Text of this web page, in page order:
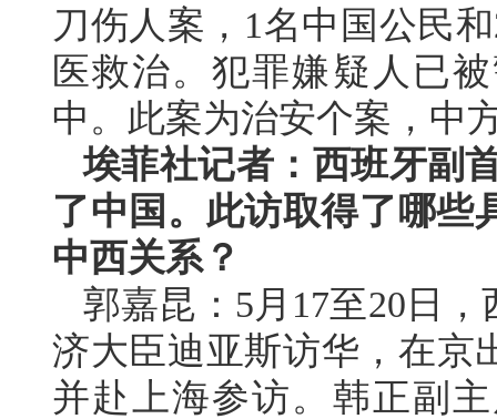
刀伤人案，1名中国公民
医救治。犯罪嫌疑人已
中。此案为治安个案，中
埃菲社记者：西班牙副
了中国。此访取得了哪些
中西关系？
郭嘉昆：5月17至20日
济大臣迪亚斯访华，在京
并赴上海参访。韩正副